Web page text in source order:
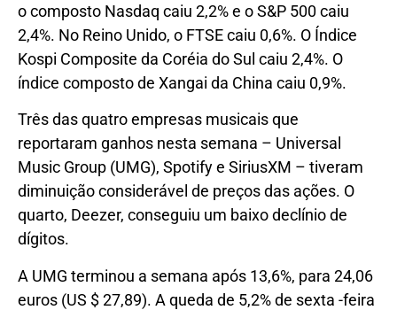
o composto Nasdaq caiu 2,2% e o S&P 500 caiu
2,4%. No Reino Unido, o FTSE caiu 0,6%. O Índice
Kospi Composite da Coréia do Sul caiu 2,4%. O
índice composto de Xangai da China caiu 0,9%.
Três das quatro empresas musicais que
reportaram ganhos nesta semana – Universal
Music Group (UMG), Spotify e SiriusXM – tiveram
diminuição considerável de preços das ações. O
quarto, Deezer, conseguiu um baixo declínio de
dígitos.
A UMG terminou a semana após 13,6%, para 24,06
euros (US $ 27,89). A queda de 5,2% de sexta -feira